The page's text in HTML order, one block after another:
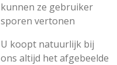
kunnen ze gebruiker
sporen vertonen
U koopt natuurlijk bij
ons altijd het afgebeelde